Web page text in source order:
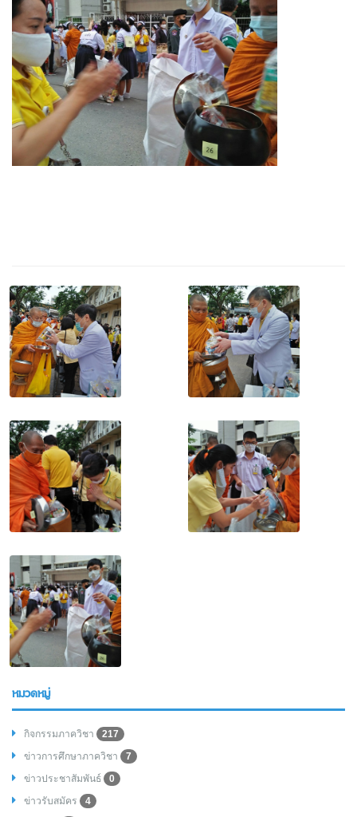
หมวดหมู่
กิจกรรมภาควิชา
217
ข่าวการศึกษาภาควิชา
7
ข่าวประชาสัมพันธ์
0
ข่าวรับสมัคร
4